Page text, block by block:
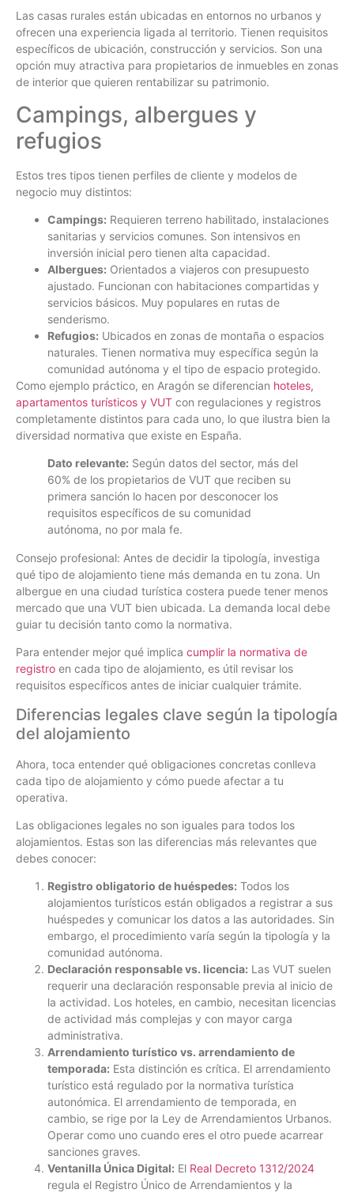
Las casas rurales están ubicadas en entornos no urbanos y
ofrecen una experiencia ligada al territorio. Tienen requisitos
específicos de ubicación, construcción y servicios. Son una
opción muy atractiva para propietarios de inmuebles en zonas
de interior que quieren rentabilizar su patrimonio.
Campings, albergues y
refugios
Estos tres tipos tienen perfiles de cliente y modelos de
negocio muy distintos:
Campings: Requieren terreno habilitado, instalaciones
sanitarias y servicios comunes. Son intensivos en
inversión inicial pero tienen alta capacidad.
Albergues: Orientados a viajeros con presupuesto
ajustado. Funcionan con habitaciones compartidas y
servicios básicos. Muy populares en rutas de
senderismo.
Refugios: Ubicados en zonas de montaña o espacios
naturales. Tienen normativa muy específica según la
comunidad autónoma y el tipo de espacio protegido.
Como ejemplo práctico, en Aragón se diferencian hoteles,
apartamentos turísticos y VUT con regulaciones y registros
completamente distintos para cada uno, lo que ilustra bien la
diversidad normativa que existe en España.
Dato relevante: Según datos del sector, más del
60% de los propietarios de VUT que reciben su
primera sanción lo hacen por desconocer los
requisitos específicos de su comunidad
autónoma, no por mala fe.
Consejo profesional: Antes de decidir la tipología, investiga
qué tipo de alojamiento tiene más demanda en tu zona. Un
albergue en una ciudad turística costera puede tener menos
mercado que una VUT bien ubicada. La demanda local debe
guiar tu decisión tanto como la normativa.
Para entender mejor qué implica cumplir la normativa de
registro en cada tipo de alojamiento, es útil revisar los
requisitos específicos antes de iniciar cualquier trámite.
Diferencias legales clave según la tipología
del alojamiento
Ahora, toca entender qué obligaciones concretas conlleva
cada tipo de alojamiento y cómo puede afectar a tu
operativa.
Las obligaciones legales no son iguales para todos los
alojamientos. Estas son las diferencias más relevantes que
debes conocer:
Registro obligatorio de huéspedes: Todos los
alojamientos turísticos están obligados a registrar a sus
huéspedes y comunicar los datos a las autoridades. Sin
embargo, el procedimiento varía según la tipología y la
comunidad autónoma.
Declaración responsable vs. licencia: Las VUT suelen
requerir una declaración responsable previa al inicio de
la actividad. Los hoteles, en cambio, necesitan licencias
de actividad más complejas y con mayor carga
administrativa.
Arrendamiento turístico vs. arrendamiento de
temporada: Esta distinción es crítica. El arrendamiento
turístico está regulado por la normativa turística
autonómica. El arrendamiento de temporada, en
cambio, se rige por la Ley de Arrendamientos Urbanos.
Operar como uno cuando eres el otro puede acarrear
sanciones graves.
Ventanilla Única Digital: El Real Decreto 1312/2024
regula el Registro Único de Arrendamientos y la